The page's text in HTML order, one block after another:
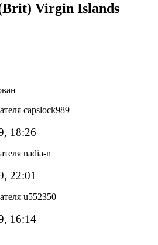
Virgin Islands
capslock989
18:26
nadia-n
22:01
u552350
16:14